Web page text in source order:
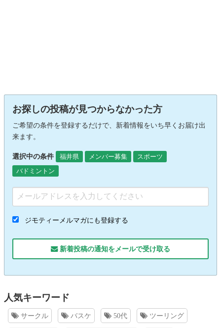
お探しの投稿が見つからなかった方
ご希望の条件を登録するだけで、新着情報をいち早くお届け出
来ます。
選択中の条件 福井県 メンバー募集
スポーツ
バドミントン
ジモティーメルマガにも登録する
新着投稿の通知をメールで受け取る
人気キーワード
サークル バスケ 50代 ツーリング